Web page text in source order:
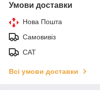
Умови доставки
Нова Пошта
Самовивіз
САТ
Всі умови доставки